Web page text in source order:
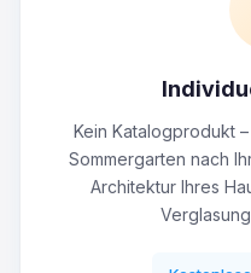
Kein Katalogprodukt
Sommergarten nach
Architektur Ihres